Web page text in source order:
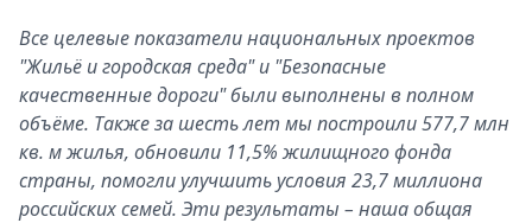
Все целевые показатели национальных проектов
"Жильё и городская среда" и "Безопасные
качественные дороги" были выполнены в полном
объёме. Также за шесть лет мы построили 577,7 млн
кв. м жилья, обновили 11,5% жилищного фонда
страны, помогли улучшить условия 23,7 миллиона
российских семей. Эти результаты – наша общая